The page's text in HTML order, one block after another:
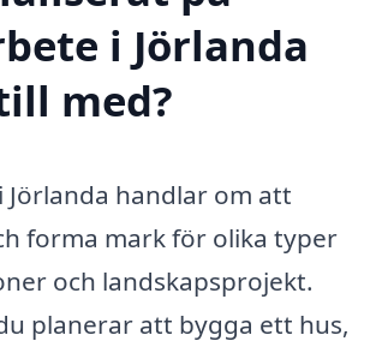
i Jörlanda
med?
Jörlanda handlar om att
forma mark för olika typer
och landskapsprojekt.
planerar att bygga ett hus,